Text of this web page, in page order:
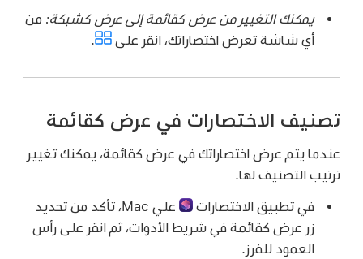
يمكنك التغيير من عرض كقائمة إلى عرض كشبكة: من
أي شاشة تعرض اختصاراتك، انقر على
.
تصنيف الاختصارات في عرض كقائمة
عندما يتم عرض اختصاراتك في عرض كقائمة، يمكنك تغيير
ترتيب التصنيف لها.
فيتطبيق الاختصارات
علي Mac، تأكد من تحديد
زر عرض كقائمة في شريط الأدوات، ثم انقر على رأس
العمود للفرز.